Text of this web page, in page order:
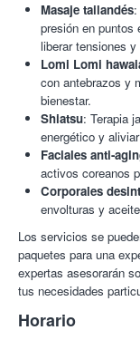
Masaje tailandés
presión en puntos
liberar tensiones
Lomi Lomi
con antebrazos y
bienestar.
Shiatsu: Terapia
energético y
Faciales anti-
activos coreanos
Corporales
envolturas y
Los servicios se
paquetes para una
expertas asesorarán
tus necesidades
Horario